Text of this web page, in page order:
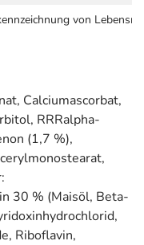
von
Calciumascorbat,
RRRalpha-
(1,7 %),
30 % (Maisöl, Beta-
Riboflavin,